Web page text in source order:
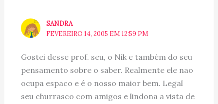
SANDRA
FEVEREIRO 14, 2005 EM 12:59 PM
Gostei desse prof. seu, o Nik e também do seu
pensamento sobre o saber. Realmente ele nao
ocupa espaco e é o nosso maior bem. Legal
seu churrasco com amigos e lindona a vista de